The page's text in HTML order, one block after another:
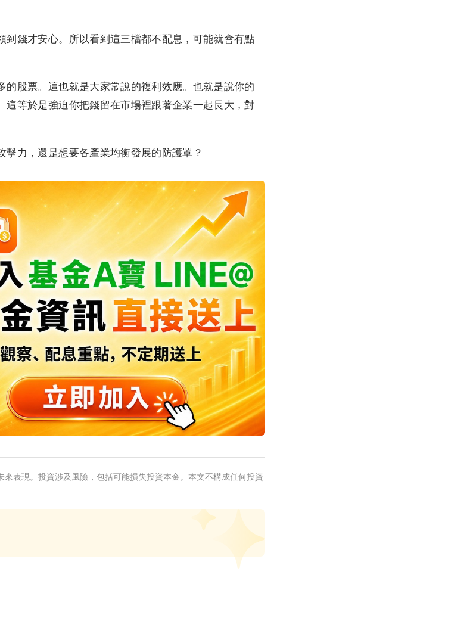
錢才安心。所以看到這三檔都不配息，可能就會有點
股票。這也就是大家常說的複利效應。也就是說你的
等於是強迫你把錢留在市場裡跟著企業一起長大，對
力，還是想要各產業均衡發展的防護罩？
表現。投資涉及風險，包括可能損失投資本金。本文不構成任何投資